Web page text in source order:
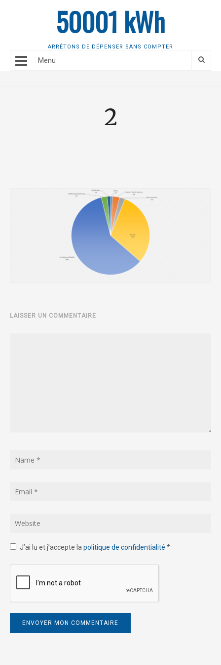
50001 kWh
ARRÊTONS DE DÉPENSER SANS COMPTER
Menu
2
LAISSER UN COMMENTAIRE
J’ai lu et j’accepte la politique de confidentialité *